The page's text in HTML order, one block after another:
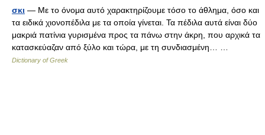
σκι — Με το όνομα αυτό χαρακτηρίζουμε τόσο το άθλημα, όσο και
τα ειδικά χιονοπέδιλα με τα οποία γίνεται. Τα πέδιλα αυτά είναι δύο
μακριά πατίνια γυρισμένα προς τα πάνω στην άκρη, που αρχικά τα
κατασκεύαζαν από ξύλο και τώρα, με τη συνδιασμένη… …
Dictionary of Greek